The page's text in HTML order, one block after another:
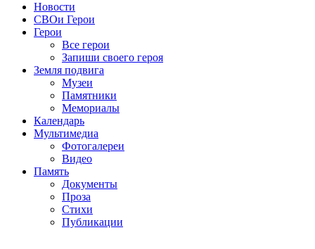
Новости
СВОи Герои
Герои
Все герои
Запиши своего героя
Земля подвига
Музеи
Памятники
Мемориалы
Календарь
Мультимедиа
Фотогалереи
Видео
Память
Документы
Проза
Стихи
Публикации